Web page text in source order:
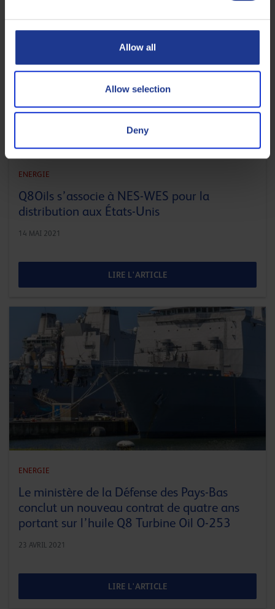
Allow all
Allow selection
Deny
ENERGIE
Q8Oils s’associe à NES-WES pour la
distribution aux États-Unis
14 MAI 2021
LIRE L'ARTICLE
ENERGIE
Le ministère de la Défense des Pays-Bas
conclut un nouveau contrat de quatre ans
portant sur l’huile Q8 Turbine Oil O-253
23 AVRIL 2021
LIRE L'ARTICLE